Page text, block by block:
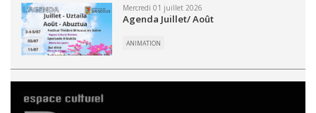
Mercredi 01 juillet 2026
Agenda Juillet/ Août
ANIMATION